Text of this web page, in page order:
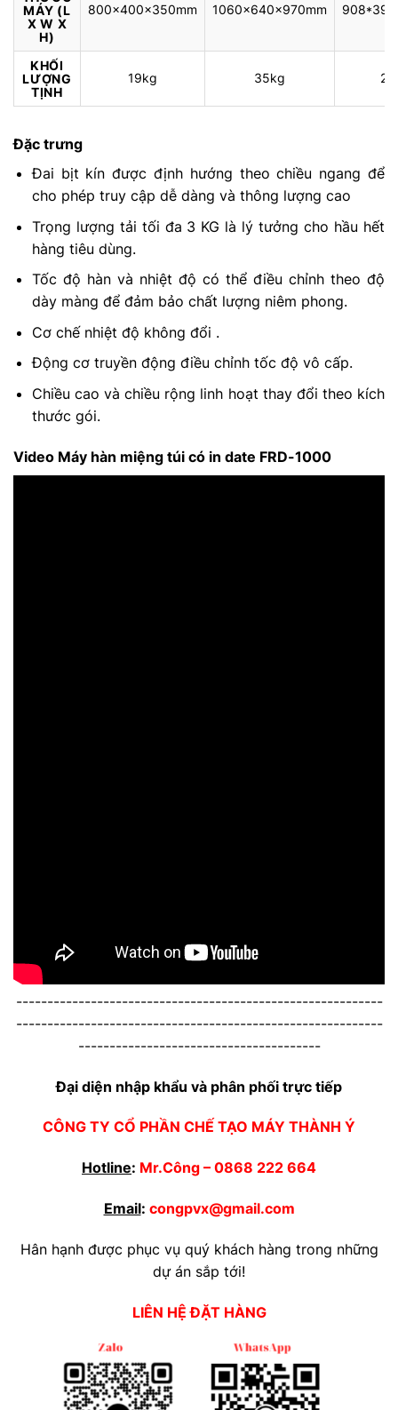
MÁY (L
X W X
H)
800x400x350mm 1060x640x970mm
KHỐI
LƯỢNG
TỊNH
19kg 35kg
Đặc trưng
Đai bịt kín được định hướng theo chiều ngang để
cho phép truy cập dễ dàng và thông lượng cao
Trọng lượng tải tối đa 3 KG là lý tưởng cho hầu hết
hàng tiêu dùng.
Tốc độ hàn và nhiệt độ có thể điều chỉnh theo độ
dày màng để đảm bảo chất lượng niêm phong.
Cơ chế nhiệt độ không đổi .
Động cơ truyền động điều chỉnh tốc độ vô cấp.
Chiều cao và chiều rộng linh hoạt thay đổi theo kích
thước gói.
Video Máy hàn miệng túi có in date FRD-1000
-----------------------------------------------------------
-----------------------------------------------------------
---------------------------------------
Đại diện nhập khẩu và phân phối trực tiếp
CÔNG TY CỔ PHẦN CHẾ TẠO MÁY THÀNH Ý
Hotline: Mr.Công – 0868 222 664
Email: congpvx@gmail.com
Hân hạnh được phục vụ quý khách hàng trong những
dự án sắp tới!
LIÊN HỆ ĐẶT HÀNG